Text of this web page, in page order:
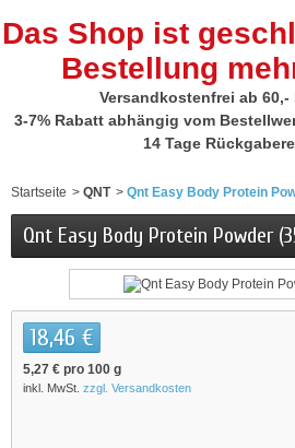
Das Shop ist
Bestellung
Versandkostenfrei ab 60,-
3-7% Rabatt abhängig vom
14 Tage
Startseite > QNT > Qnt Easy Body Protein
Qnt Easy Body Protein Powder
18,46 €
5,27 € pro 100 g
inkl. MwSt. zzgl. Versandkosten